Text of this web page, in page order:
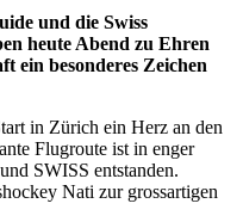
und die Swiss
heute Abend zu Ehren
ein besonderes Zeichen
in Zürich ein Herz an den
Flugroute ist in enger
SWISS entstanden.
Nati zur grossartigen